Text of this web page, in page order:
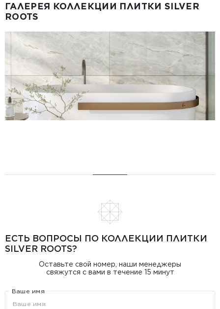
ГАЛЕРЕЯ КОЛЛЕКЦИИ ПЛИТКИ SILVER
ROOTS
ЕСТЬ ВОПРОСЫ ПО КОЛЛЕКЦИИ ПЛИТКИ
SILVER ROOTS?
Оставьте свой номер, наши менеджеры
свяжутся с вами в течение 15 минут
Ваше имя